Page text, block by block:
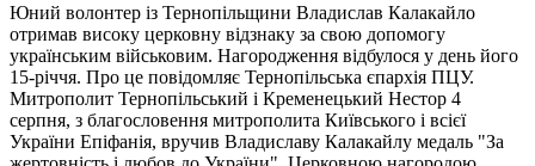
Юний волонтер із Тернопільщини Владислав Калакайло
отримав високу церковну відзнаку за свою допомогу
українським військовим. Нагородження відбулося у день його
15-річчя. Про це повідомляє Тернопільська єпархія ПЦУ.
Митрополит Тернопільський і Кременецький Нестор 4
серпня, з благословення митрополита Київського і всієї
України Епіфанія, вручив Владиславу Калакайлу медаль "За